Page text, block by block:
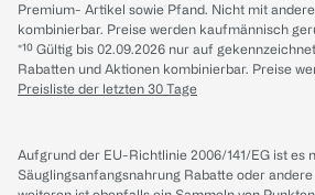
Premium- Artikel sowie Pfand. Nicht mit
kombinierbar. Preise werden kaufmännisch
*¹⁰ Gültig bis 02.09.2026 nur auf
Rabatten und Aktionen kombinierbar. Preise
Preisliste der letzten 30 Tage
Aufgrund der EU-Richtlinie 2006/141/EG ist es
Säuglingsanfangsnahrung Rabatte oder